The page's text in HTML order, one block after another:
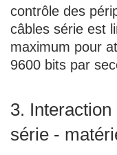
contrôle des
câbles série est
maximum pour
9600 bits par
3.
série -